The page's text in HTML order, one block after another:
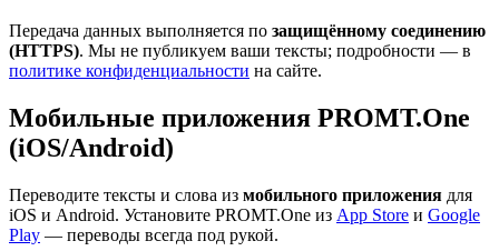
Передача данных выполняется по защищённому соединению
(HTTPS). Мы не публикуем ваши тексты; подробности — в
политике конфиденциальности на сайте.
Мобильные приложения PROMT.One
(iOS/Android)
Переводите тексты и слова из мобильного приложения для
iOS и Android. Установите PROMT.One из App Store и Google
Play — переводы всегда под рукой.